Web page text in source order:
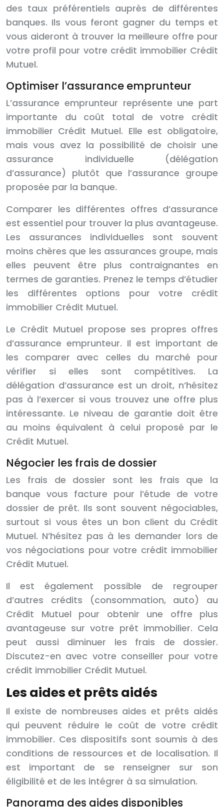
des taux préférentiels auprès de différentes
banques. Ils vous feront gagner du temps et
vous aideront à trouver la meilleure offre pour
votre profil pour votre crédit immobilier Crédit
Mutuel.
Optimiser l’assurance emprunteur
L’assurance emprunteur représente une part
importante du coût total de votre crédit
immobilier Crédit Mutuel. Elle est obligatoire,
mais vous avez la possibilité de choisir une
assurance individuelle (délégation
d’assurance) plutôt que l’assurance groupe
proposée par la banque.
Comparer les différentes offres d’assurance
est essentiel pour trouver la plus avantageuse.
Les assurances individuelles sont souvent
moins chères que les assurances groupe, mais
elles peuvent être plus contraignantes en
termes de garanties. Prenez le temps d’étudier
les différentes options pour votre crédit
immobilier Crédit Mutuel.
Le Crédit Mutuel propose ses propres offres
d’assurance emprunteur. Il est important de
les comparer avec celles du marché pour
vérifier si elles sont compétitives. La
délégation d’assurance est un droit, n’hésitez
pas à l’exercer si vous trouvez une offre plus
intéressante. Le niveau de garantie doit être
au moins équivalent à celui proposé par le
Crédit Mutuel.
Négocier les frais de dossier
Les frais de dossier sont les frais que la
banque vous facture pour l’étude de votre
dossier de prêt. Ils sont souvent négociables,
surtout si vous êtes un bon client du Crédit
Mutuel. N’hésitez pas à les demander lors de
vos négociations pour votre crédit immobilier
Crédit Mutuel.
Il est également possible de regrouper
d’autres crédits (consommation, auto) au
Crédit Mutuel pour obtenir une offre plus
avantageuse sur votre prêt immobilier. Cela
peut aussi diminuer les frais de dossier.
Discutez-en avec votre conseiller pour votre
crédit immobilier Crédit Mutuel.
Les aides et prêts aidés
Il existe de nombreuses aides et prêts aidés
qui peuvent réduire le coût de votre crédit
immobilier. Ces dispositifs sont soumis à des
conditions de ressources et de localisation. Il
est important de se renseigner sur son
éligibilité et de les intégrer à sa simulation.
Panorama des aides disponibles